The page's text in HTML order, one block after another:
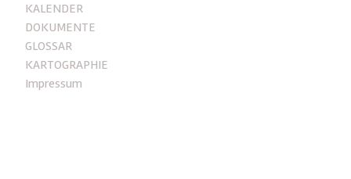
KALENDER
DOKUMENTE
GLOSSAR
KARTOGRAPHIE
Impressum